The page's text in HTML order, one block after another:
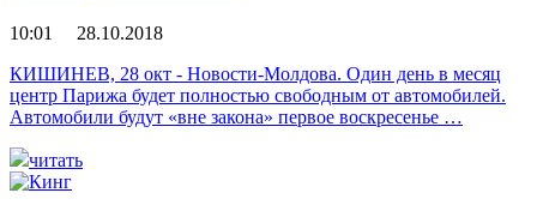
10:01 28.10.2018
КИШИНЕВ, 28 окт - Новости-Молдова. Один день в месяц
центр Парижа будет полностью свободным от автомобилей.
Автомобили будут «вне закона» первое воскресенье …
читать